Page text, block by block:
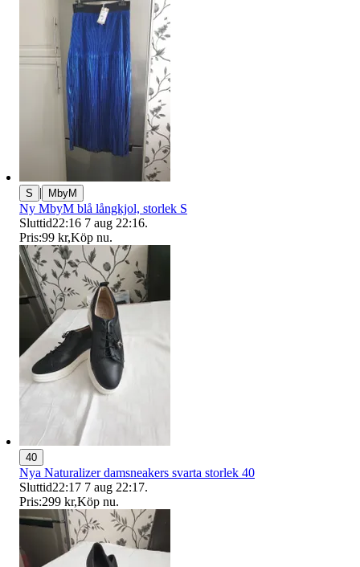
S | MbyM
Ny MbyM blå långkjol, storlek S
Sluttid22:16 7 aug 22:16.
Pris:99 kr,Köp nu.
40
Nya Naturalizer damsneakers svarta storlek 40
Sluttid22:17 7 aug 22:17.
Pris:299 kr,Köp nu.